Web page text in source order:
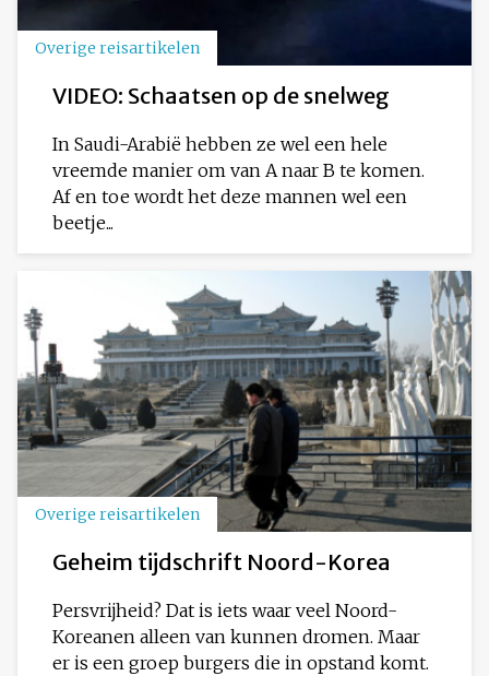
Overige reisartikelen
VIDEO: Schaatsen op de snelweg
In Saudi-Arabië hebben ze wel een hele
vreemde manier om van A naar B te komen.
Af en toe wordt het deze mannen wel een
beetje...
Overige reisartikelen
Geheim tijdschrift Noord-Korea
Persvrijheid? Dat is iets waar veel Noord-
Koreanen alleen van kunnen dromen. Maar
er is een groep burgers die in opstand komt.